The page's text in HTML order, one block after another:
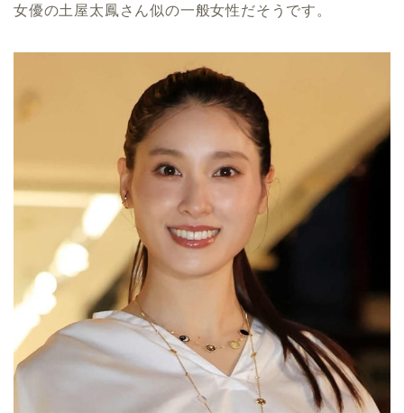
女優の土屋太鳳さん似の一般女性だそうです。